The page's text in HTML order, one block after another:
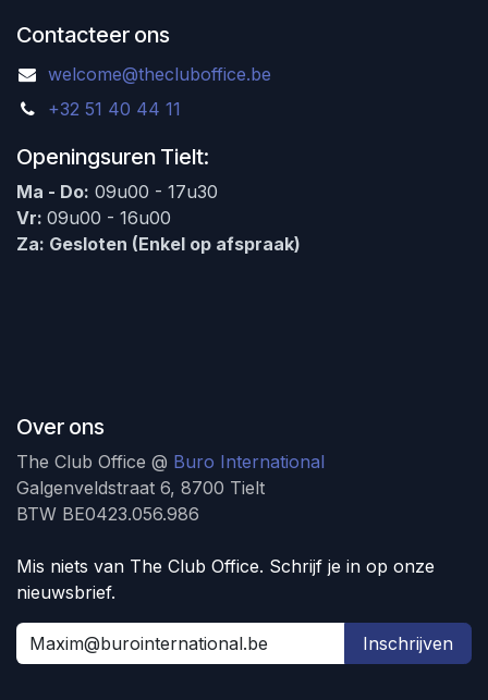
Contacteer ons
welcome@thecluboffice.be
+32 51 40 44 11
Openingsuren Tielt:
Ma - Do: 09u00 - 17u30
Vr: 09u00 - 16u00
Za: Gesloten (Enkel op afspraak)
Over ons
The Club Office @ Buro International
Galgenveldstraat 6, 8700 Tielt
BTW BE0423.056.986
Mis niets van The Club Office. Schrijf je in op onze
nieuwsbrief.
Inschrijven